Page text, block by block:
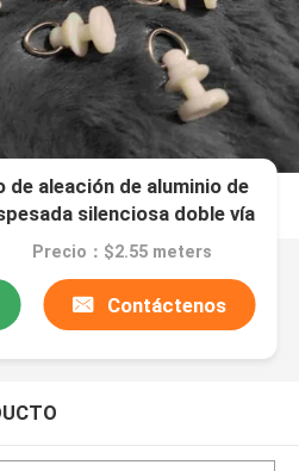
de aleación de aluminio de
silenciosa doble vía
Precio：$2.55 meters
Contáctenos